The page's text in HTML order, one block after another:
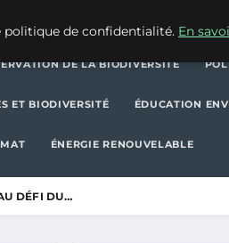
DE LA BIODIVERSITÉ
ET BIODIVERSITÉ ÉDUCATION
ÉNERGIE RENOUVELABLE
DÉFI DU…
politique de confidentialité. En